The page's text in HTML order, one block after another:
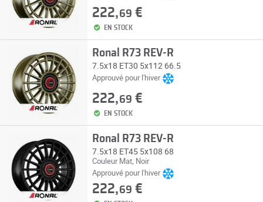
222,69 €
EN STOCK
Ronal R73 REV-R
7.5x18 ET30 5x112 66.5
Approuvé pour l'hiver
222,69 €
EN STOCK
Ronal R73 REV-R
7.5x18 ET45 5x108 68
Couleur Mat, Noir
Approuvé pour l'hiver
222,69 €